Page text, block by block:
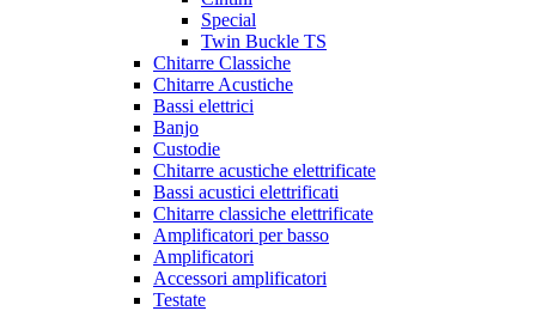
Special
Twin Buckle TS
Chitarre Classiche
Chitarre Acustiche
Bassi elettrici
Banjo
Custodie
Chitarre acustiche elettrificate
Bassi acustici elettrificati
Chitarre classiche elettrificate
Amplificatori per basso
Amplificatori
Accessori amplificatori
Testate